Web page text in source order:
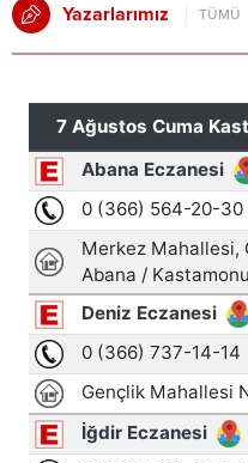
Yazarlarımız TÜMÜ